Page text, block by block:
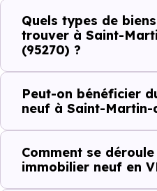
dispose de 2 commerces,
établissements scolaires.
qui constituent autant
ou investir dans la commune.
Combien coûte
Martin-du-Tertre
Quels types de
trouver à Saint-
(95270) ?
Peut-on bénéficier
neuf à Saint-Martin-
Comment se
immobilier neuf en